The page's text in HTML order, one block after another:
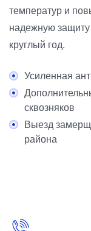
температур и
надежную
круглый год.
Усиленная
сквозняков
Выезд
района